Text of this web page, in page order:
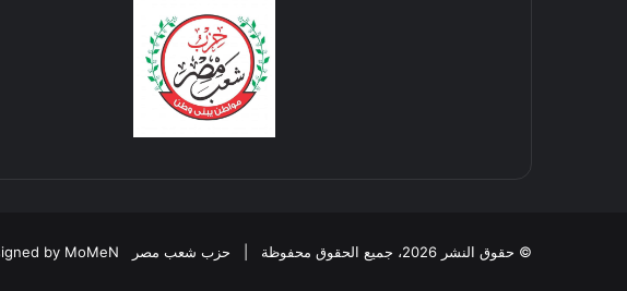
© حقوق النشر 2026، جميع الحقوق محفوظة | حزب شعب مصر Designed by MoMeN